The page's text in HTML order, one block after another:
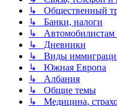
↳ Общественный
↳ Банки, налоги
↳ Автомобилистам
↳ Дневники
↳ Виды
↳ Южная Европа
↳ Албания
↳ Общие темы
↳ Медицина,